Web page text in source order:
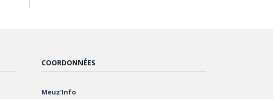
COORDONNÉES
Meuz'Info